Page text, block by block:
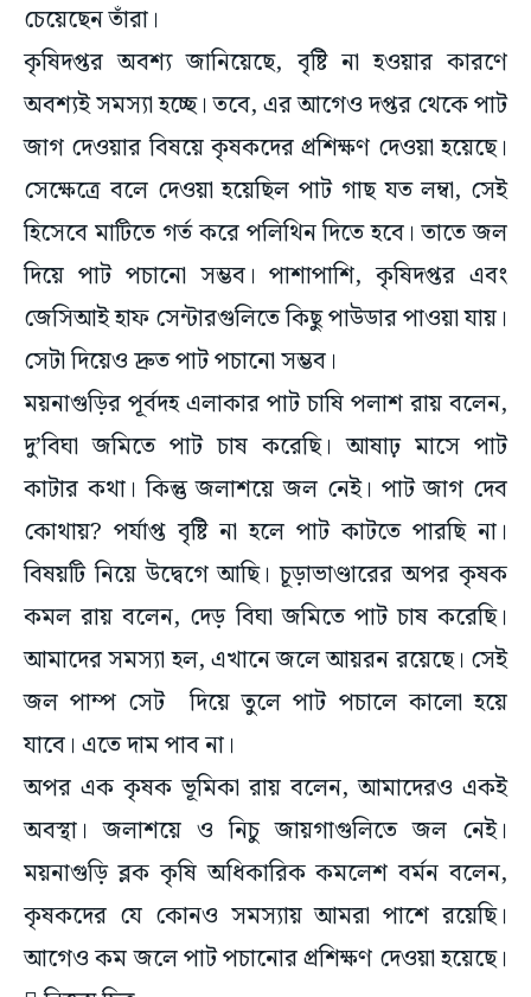
চেয়েছেন তাঁরা।
কৃষিদপ্তর অবশ্য জানিয়েছে, বৃষ্টি না হওয়ার কারণে
অবশ্যই সমস্যা হচ্ছে। তবে, এর আগেও দপ্তর থেকে পাট
জাগ দেওয়ার বিষয়ে কৃষকদের প্রশিক্ষণ দেওয়া হয়েছে।
সেক্ষেত্রে বলে দেওয়া হয়েছিল পাট গাছ যত লম্বা, সেই
হিসেবে মাটিতে গর্ত করে পলিথিন দিতে হবে। তাতে জল
দিয়ে পাট পচানো সম্ভব। পাশাপাশি, কৃষিদপ্তর এবং
জেসিআই হাফ সেন্টারগুলিতে কিছু পাউডার পাওয়া যায়।
সেটা দিয়েও দ্রুত পাট পচানো সম্ভব।
ময়নাগুড়ির পূর্বদহ এলাকার পাট চাষি পলাশ রায় বলেন,
দু’বিঘা জমিতে পাট চাষ করেছি। আষাঢ় মাসে পাট
কাটার কথা। কিন্তু জলাশয়ে জল নেই। পাট জাগ দেব
কোথায়? পর্যাপ্ত বৃষ্টি না হলে পাট কাটতে পারছি না।
বিষয়টি নিয়ে উদ্বেগে আছি। চূড়াভাণ্ডারের অপর কৃষক
কমল রায় বলেন, দেড় বিঘা জমিতে পাট চাষ করেছি।
আমাদের সমস্যা হল, এখানে জলে আয়রন রয়েছে। সেই
জল পাম্প সেট দিয়ে তুলে পাট পচালে কালো হয়ে
যাবে। এতে দাম পাব না।
অপর এক কৃষক ভূমিকা রায় বলেন, আমাদেরও একই
অবস্থা। জলাশয়ে ও নিচু জায়গাগুলিতে জল নেই।
ময়নাগুড়ি ব্লক কৃষি অধিকারিক কমলেশ বর্মন বলেন,
কৃষকদের যে কোনও সমস্যায় আমরা পাশে রয়েছি।
আগেও কম জলে পাট পচানোর প্রশিক্ষণ দেওয়া হয়েছে।